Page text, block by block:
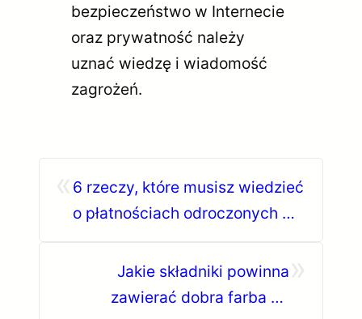
bezpieczeństwo w Internecie
oraz prywatność należy
uznać wiedzę i wiadomość
zagrożeń.
6 rzeczy, które musisz wiedzieć
o płatnościach odroczonych w
Jakie składniki powinna
zawierać dobra farba do